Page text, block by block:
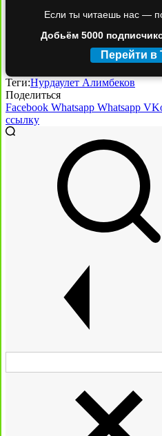
Если ты читаешь нас —
Добьём 5000
Перейти в
Теги:Нурдаулет Алимбеков
Поделиться
Facebook Whatsapp Whatsapp
ссылку